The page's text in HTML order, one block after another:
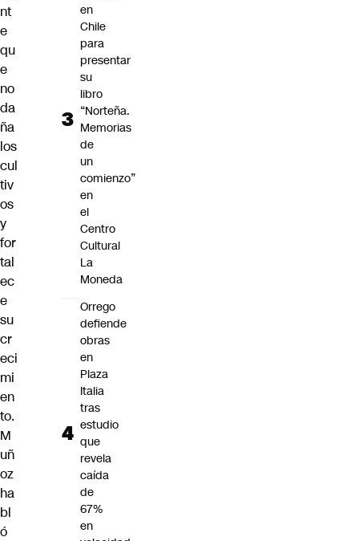
nt
e
qu
e
no
da
ña
los
cul
tiv
os
y
for
tal
ec
e
su
cr
eci
mi
en
to.
M
uñ
oz
ha
bl
ó
en
Chile
para
presentar
su
libro
“Norteña.
Memorias
de
un
comienzo”
en
el
Centro
Cultural
La
Moneda
Orrego
defiende
obras
en
Plaza
Italia
tras
estudio
que
revela
caída
de
67%
en